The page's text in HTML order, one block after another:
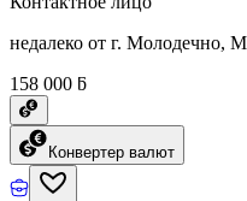
недалеко от г. Молодечно,
158 000 ƃ
Конвертер валют